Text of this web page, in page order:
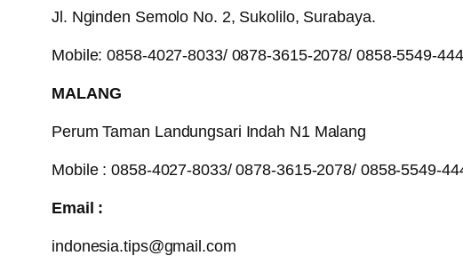
Jl. Nginden Semolo No. 2, Sukolilo, Surabaya.
Mobile: 0858-4027-8033/ 0878-3615-2078/ 0858-5549-
MALANG
Perum Taman Landungsari Indah N1 Malang
Mobile : 0858-4027-8033/ 0878-3615-2078/ 0858-5549-
Email :
indonesia.tips@gmail.com